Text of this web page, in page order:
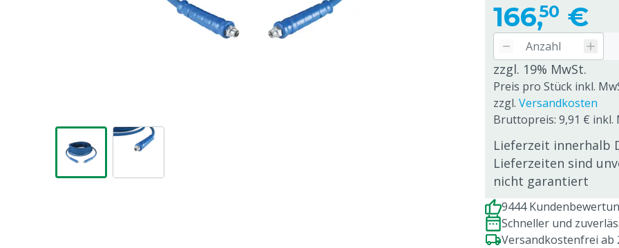
166,50 €
zzgl. 19% MwSt.
Preis pro Stück inkl.
zzgl. Versandkosten
Bruttopreis: 9,91 € inkl.
Lieferzeit innerhalb
Lieferzeiten sind
nicht garantiert
9444
Schneller und
Versandkostenfrei ab